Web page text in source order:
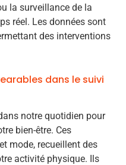
la surveillance de la
réel. Les données sont
des interventions
dans le suivi
notre quotidien pour
bien-être. Ces
mode, recueillent des
activité physique. Ils